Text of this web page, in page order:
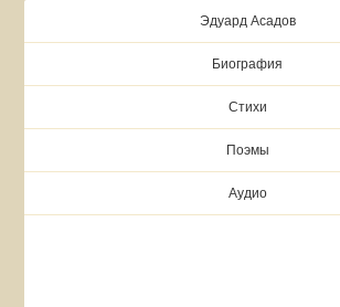
Эдуард Асадов
Биография
Стихи
Поэмы
Аудио